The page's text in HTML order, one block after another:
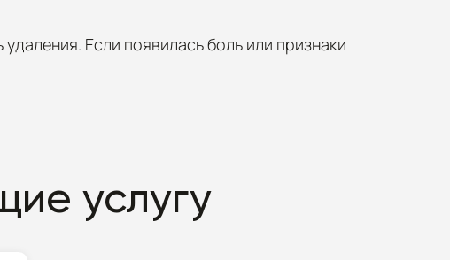
Если появилась боль или признаки
услугу